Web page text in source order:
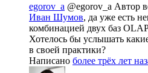
egorov_a @egorov_a Автор
Иван Шумов, да уже есть
комбинацией двух баз
Хотелось бы услышать
в своей практики?
Написано более трёх лет